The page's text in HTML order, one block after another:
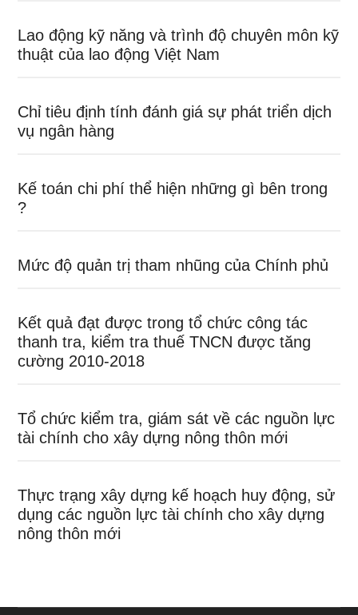
Lao động kỹ năng và trình độ chuyên môn kỹ
thuật của lao động Việt Nam
Chỉ tiêu định tính đánh giá sự phát triển dịch
vụ ngân hàng
Kế toán chi phí thể hiện những gì bên trong
?
Mức độ quản trị tham nhũng của Chính phủ
Kết quả đạt được trong tổ chức công tác
thanh tra, kiểm tra thuế TNCN được tăng
cường 2010-2018
Tổ chức kiểm tra, giám sát về các nguồn lực
tài chính cho xây dựng nông thôn mới
Thực trạng xây dựng kế hoạch huy động, sử
dụng các nguồn lực tài chính cho xây dựng
nông thôn mới